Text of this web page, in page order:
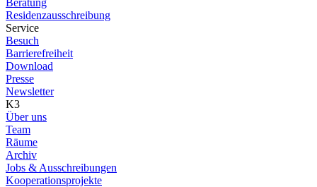
Residenzausschreibung
Service
Besuch
Barrierefreiheit
Download
Presse
Newsletter
K3
Über uns
Team
Räume
Archiv
Jobs & Ausschreibungen
Kooperationsprojekte